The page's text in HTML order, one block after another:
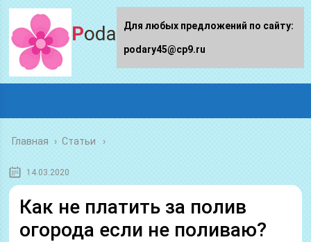
Podary45.ru
Главная › Статьи
14.03.2020
Как не платить за полив
огорода если не поливаю?
Для любых предложений по сайту:
podary45@cp9.ru